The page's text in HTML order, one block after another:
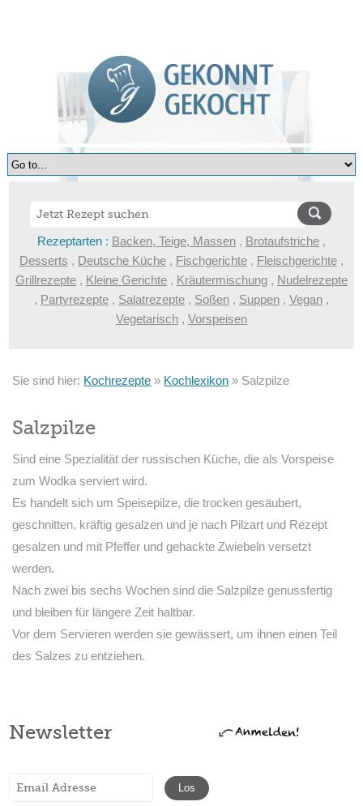
Rezeptarten : Backen, Teige, Massen , Brotaufstriche ,
Desserts , Deutsche Küche , Fischgerichte , Fleischgerichte ,
Grillrezepte , Kleine Gerichte , Kräutermischung , Nudelrezepte
, Partyrezepte , Salatrezepte , Soßen , Suppen , Vegan ,
Vegetarisch , Vorspeisen
Sie sind hier: Kochrezepte » Kochlexikon » Salzpilze
Salzpilze
Sind eine Spezialität der russischen Küche, die als Vorspeise
zum Wodka serviert wird.
Es handelt sich um Speisepilze, die trocken gesäubert,
geschnitten, kräftig gesalzen und je nach Pilzart und Rezept
gesalzen und mit Pfeffer und gehackte Zwiebeln versetzt
werden.
Nach zwei bis sechs Wochen sind die Salzpilze genussfertig
und bleiben für längere Zeit haltbar.
Vor dem Servieren werden sie gewässert, um ihnen einen Teil
des Salzes zu entziehen.
Newsletter